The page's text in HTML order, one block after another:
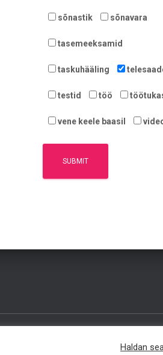
sõnastik sõnavara
tasemeeksamid
taskuhääling
testid töö
vene keele baasil
Hestia | Developed by
Haldan